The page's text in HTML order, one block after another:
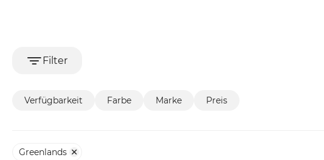
Filter
Verfügbarkeit Farbe Marke Preis
Greenlands